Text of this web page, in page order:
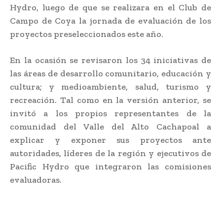
Hydro, luego de que se realizara en el Club de
Campo de Coya la jornada de evaluación de los
proyectos preseleccionados este año.
En la ocasión se revisaron los 34 iniciativas de
las áreas de desarrollo comunitario, educación y
cultura; y medioambiente, salud, turismo y
recreación. Tal como en la versión anterior, se
invitó a los propios representantes de la
comunidad del Valle del Alto Cachapoal a
explicar y exponer sus proyectos ante
autoridades, líderes de la región y ejecutivos de
Pacific Hydro que integraron las comisiones
evaluadoras.